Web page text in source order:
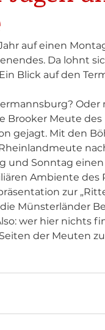
auf einen
Da lohnt
Blick auf den
Brooker Meute
gejagt. Mit den
und Sonntag
Ambiente
zur
Münsterländer
wer hier nichts
der Meuten